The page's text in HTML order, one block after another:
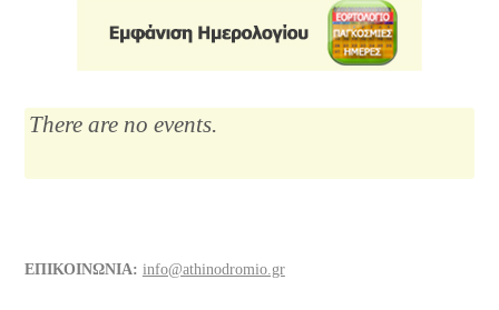
Μαρία Κάλλας, η αιώνια: οι ωραιότερες άριες
07/07/2026
There are no events.
ΕΠΙΚΟΙΝΩΝΙΑ: info@athinodromio.gr